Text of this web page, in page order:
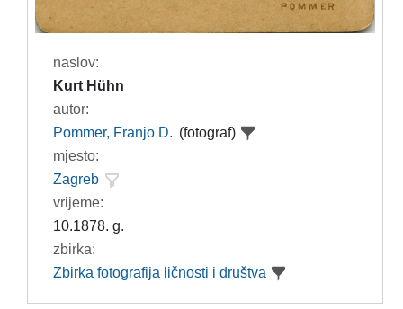
naslov:
Kurt Hühn
autor:
Pommer, Franjo D. (fotograf)
mjesto:
Zagreb
vrijeme:
10.1878. g.
zbirka:
Zbirka fotografija ličnosti i društva